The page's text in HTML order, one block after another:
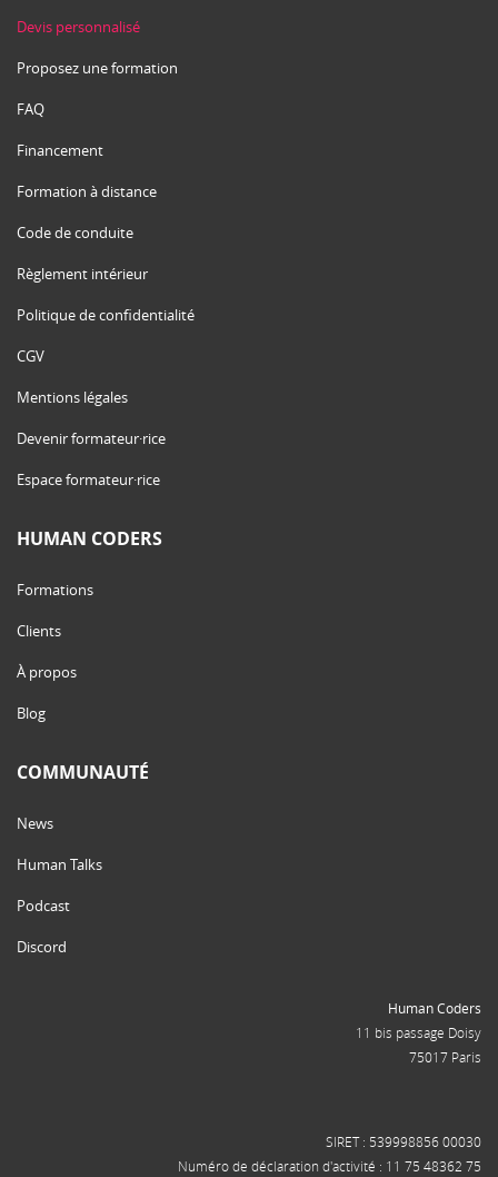
Devis personnalisé
Proposez une formation
FAQ
Financement
Formation à distance
Code de conduite
Règlement intérieur
Politique de confidentialité
CGV
Mentions légales
Devenir formateur·rice
Espace formateur·rice
HUMAN CODERS
Formations
Clients
À propos
Blog
COMMUNAUTÉ
News
Human Talks
Podcast
Discord
Human Coders
11 bis passage Doisy
75017 Paris
SIRET : 539998856 00030
Numéro de déclaration d'activité : 11 75 48362 75